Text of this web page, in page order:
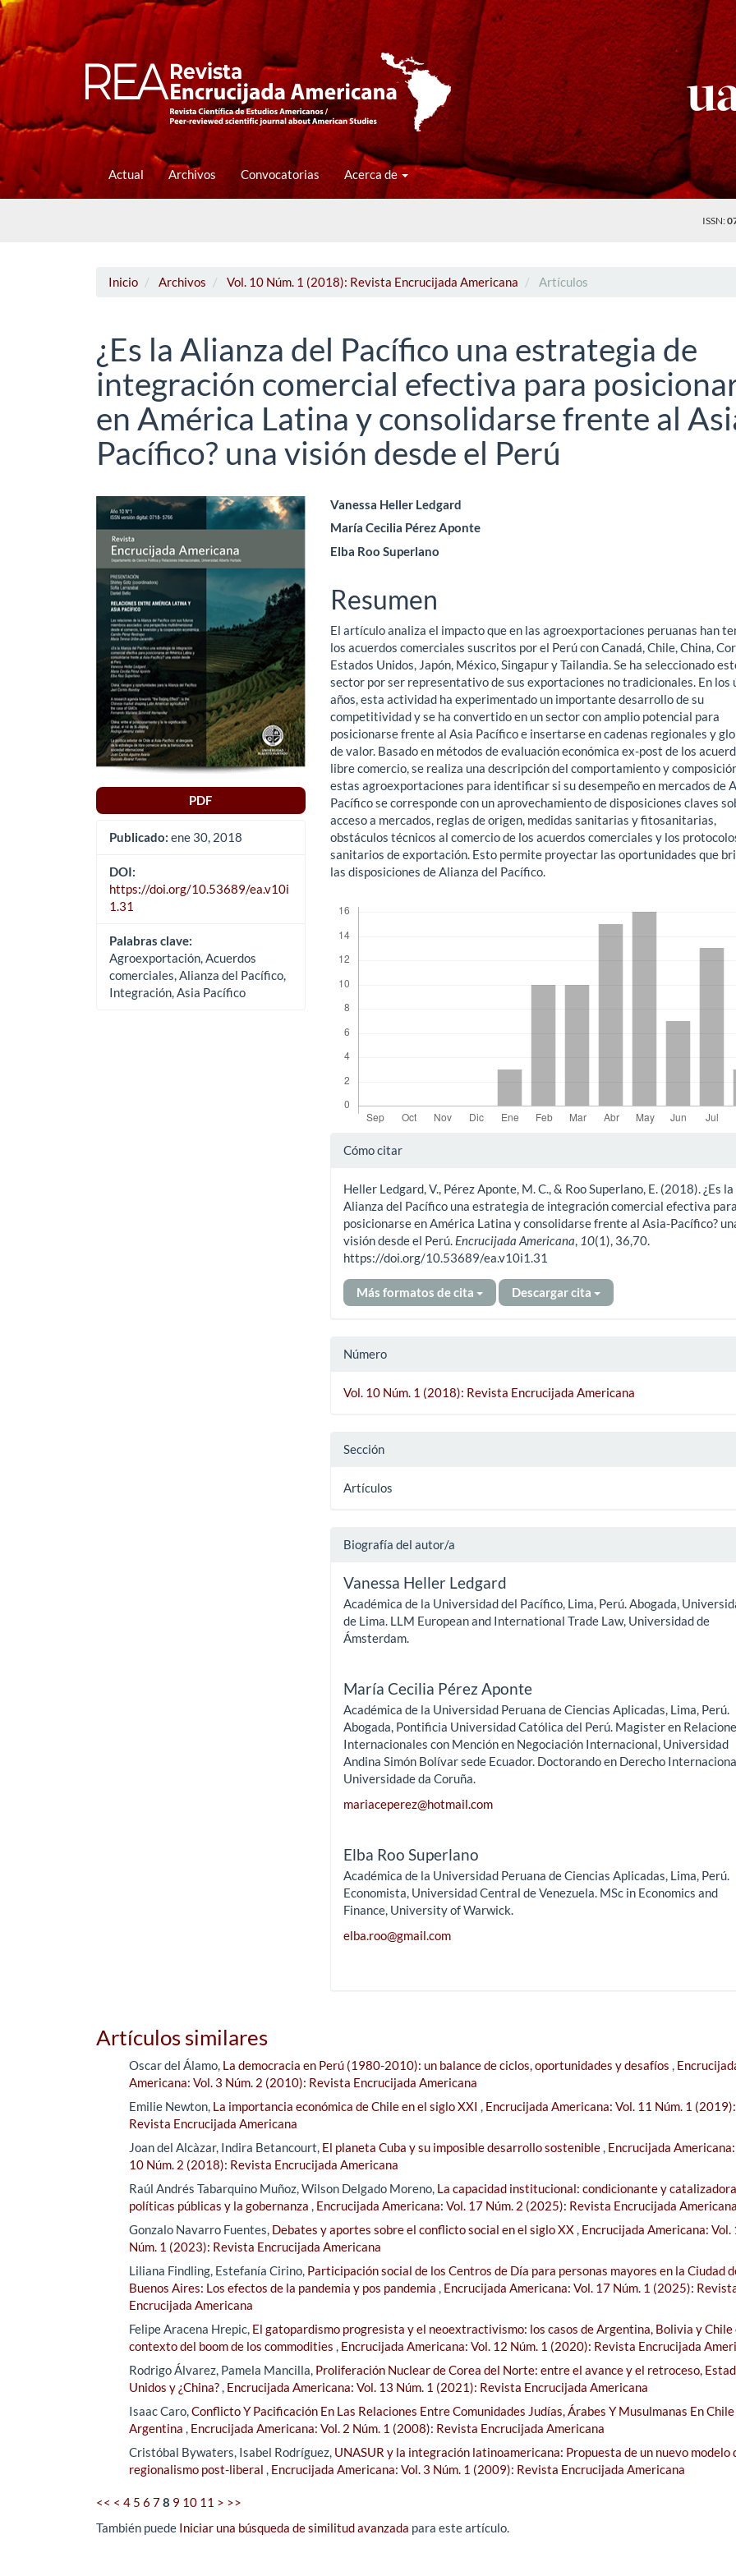
Navegación
Contenido
principal
Barra
Actual Archivos Convocatorias Acerca de
ISSN:
Inicio Archivos Vol. 10 Núm. 1 (2018): Revista Encrucijada Americana Artículos
¿Es la Alianza del Pacífico una estrategia de
integración comercial efectiva para
en América Latina y consolidarse frente al
Pacífico? una visión desde el Perú
Barra
lateral
del
artículo
PDF
Publicado: ene 30, 2018
DOI:
https://doi.org/10.53689/ea.v10i
1.31
Palabras clave:
Agroexportación, Acuerdos
comerciales, Alianza del Pacífico,
Integración, Asia Pacífico
Contenido
principal
del
artículo
Vanessa Heller Ledgard
María Cecilia Pérez Aponte
Elba Roo Superlano
Resumen
El artículo analiza el impacto que en las agroexportaciones peruanas han
los acuerdos comerciales suscritos por el Perú con Canadá, Chile, China,
Estados Unidos, Japón, México, Singapur y Tailandia. Se ha seleccionado
sector por ser representativo de sus exportaciones no tradicionales. En los
años, esta actividad ha experimentado un importante desarrollo de su
competitividad y se ha convertido en un sector con amplio potencial para
posicionarse frente al Asia Pacífico e insertarse en cadenas regionales y
de valor. Basado en métodos de evaluación económica ex-post de los
libre comercio, se realiza una descripción del comportamiento y
estas agroexportaciones para identificar si su desempeño en mercados de
Pacífico se corresponde con un aprovechamiento de disposiciones claves
acceso a mercados, reglas de origen, medidas sanitarias y fitosanitarias,
obstáculos técnicos al comercio de los acuerdos comerciales y los
sanitarios de exportación. Esto permite proyectar las oportunidades que
las disposiciones de Alianza del Pacífico.
Detalles
artículo
Cómo citar
Heller Ledgard, V., Pérez Aponte, M. C., & Roo Superlano, E. (2018). ¿Es la
Alianza del Pacífico una estrategia de integración comercial efectiva
posicionarse en América Latina y consolidarse frente al Asia-Pacífico?
visión desde el Perú. Encrucijada Americana 10(1), 36,70.
https://doi.org/10.53689/ea.v10i1.31
Más formatos de cita Descargar cita
Número
Vol. 10 Núm. 1 (2018): Revista Encrucijada Americana
Sección
Artículos
Biografía del autor/a
Vanessa Heller Ledgard
Académica de la Universidad del Pacífico, Lima, Perú. Abogada,
de Lima. LLM European and International Trade Law, Universidad de
Ámsterdam.
María Cecilia Pérez Aponte
Académica de la Universidad Peruana de Ciencias Aplicadas, Lima, Perú.
Abogada, Pontificia Universidad Católica del Perú. Magister en
Internacionales con Mención en Negociación Internacional, Universidad
Andina Simón Bolívar sede Ecuador. Doctorando en Derecho
Universidade da Coruña.
mariaceperez@hotmail.com
Elba Roo Superlano
Académica de la Universidad Peruana de Ciencias Aplicadas, Lima, Perú.
Economista, Universidad Central de Venezuela. MSc in Economics and
Finance, University of Warwick.
elba.roo@gmail.com
Artículos similares
Oscar del Álamo, La democracia en Perú (1980-2010): un balance de ciclos, oportunidades y desafíos ,
Americana: Vol. 3 Núm. 2 (2010): Revista Encrucijada Americana
Emilie Newton, La importancia económica de Chile en el siglo XXI , Encrucijada Americana: Vol. 11 Núm. 1 (2019):
Revista Encrucijada Americana
Joan del Alcàzar, Indira Betancourt, El planeta Cuba y su imposible desarrollo sostenible, Encrucijada
10 Núm. 2 (2018): Revista Encrucijada Americana
Raúl Andrés Tabarquino Muñoz, Wilson Delgado Moreno, La capacidad institucional: condicionante y
políticas públicas y la gobernanza , Encrucijada Americana: Vol. 17 Núm. 2 (2025): Revista Encrucijada
Gonzalo Navarro Fuentes, Debates y aportes sobre el conflicto social en el siglo XX, Encrucijada Americana: Vol.
Núm. 1 (2023): Revista Encrucijada Americana
Liliana Findling, Estefanía Cirino, Participación social de los Centros de Día para personas mayores en la Ciudad
Buenos Aires: Los efectos de la pandemia y pos pandemia , Encrucijada Americana: Vol. 17 Núm. 1 (2025):
Encrucijada Americana
Felipe Aracena Hrepic, El gatopardismo progresista y el neoextractivismo: los casos de Argentina, Bolivia y Chile
contexto del boom de los commodities , Encrucijada Americana: Vol. 12 Núm. 1 (2020): Revista Encrucijada
Rodrigo Álvarez, Pamela Mancilla, Proliferación Nuclear de Corea del Norte: entre el avance y el retroceso,
Unidos y ¿China?, Encrucijada Americana: Vol. 13 Núm. 1 (2021): Revista Encrucijada Americana
Isaac Caro,Conflicto Y Pacificación En Las Relaciones Entre Comunidades Judías, Árabes Y Musulmanas En Chile
Argentina , Encrucijada Americana: Vol. 2 Núm. 1 (2008): Revista Encrucijada Americana
Cristóbal Bywaters, Isabel Rodríguez, UNASUR y la integración latinoamericana: Propuesta de un nuevo modelo
regionalismo post-liberal , Encrucijada Americana: Vol. 3 Núm. 1 (2009): Revista Encrucijada Americana
<< < 4 5 6 78 9 10 11 > >>
También puede Iniciar una búsqueda de similitud avanzada para este artículo.